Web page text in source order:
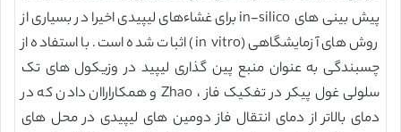
پیش بینی های in-silico برای غشاءهای لیپیدی اخیرا در بسیاری از
روش های آزمایشگاهی (in vitro) اثبات شده است. با استفاده از
چسبندگی به عنوان منبع پین گذاری لیپید در وزیکول های تک
سلولی غول پیکر در تفکیک فاز ، Zhao و همکاراراان دادن که در
دمای بالاتر از دمای انتقال فاز دومین های لیپیدی در محل های